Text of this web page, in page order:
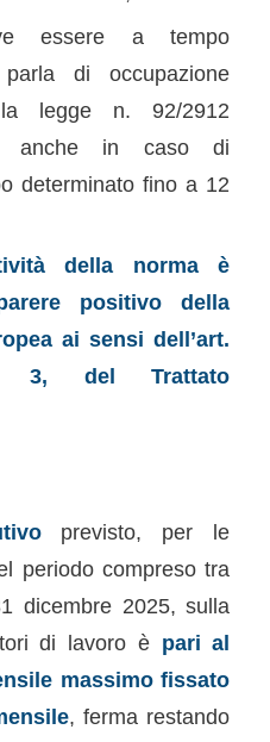
essere a tempo
di occupazione
legge n. 92/2912
anche in caso di
determinato fino a 12
della norma è
positivo della
ai sensi dell’art.
3, del Trattato
previsto, per le
periodo compreso tra
dicembre 2025, sulla
di lavoro è pari al
massimo fissato
, ferma restando